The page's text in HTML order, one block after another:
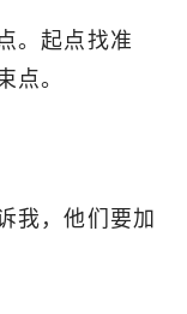
。起点找准
点。
我，他们要加